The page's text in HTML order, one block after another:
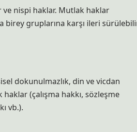
nispi haklar. Mutlak haklar
birey gruplarına karşı ileri
dokunulmazlık, din ve vicdan
(çalışma hakkı, sözleşme
vb.).